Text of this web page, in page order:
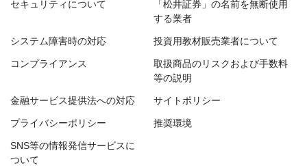
セキュリティについて
「松井証券」の名前を無断使用
する業者
システム障害時の対応 投資用教材販売業者について
コンプライアンス
取扱商品のリスクおよび手数料
等の説明
金融サービス提供法への対応 サイトポリシー
プライバシーポリシー 推奨環境
SNS等の情報発信サービスに
ついて